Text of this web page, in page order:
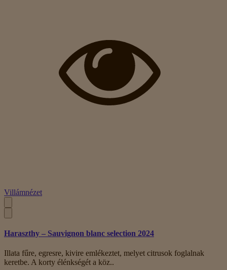
Villámnézet
Haraszthy – Sauvignon blanc selection 2024
Illata fűre, egresre, kivire emlékeztet, melyet citrusok foglalnak
keretbe. A korty élénkségét a köz..